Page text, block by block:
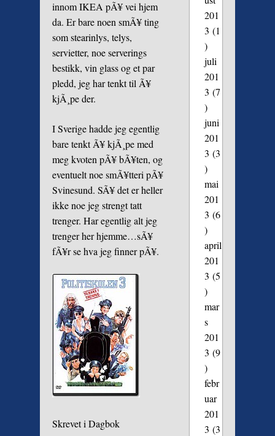
innom IKEA pÃ¥ vei hjem
da. Er bare noen smÃ¥ ting
som stearinlys, telys,
servietter, noe serverings
bestikk, vin glass og et par
pledd, jeg har tenkt til Ã¥
kjÃ¸pe der.
I Sverige hadde jeg egentlig
bare tenkt Ã¥ kjÃ¸pe med
meg kvoten pÃ¥ bÃ¥ten, og
eventuelt noe smÃ¥tteri pÃ¥
Svinesund. SÃ¥ det er heller
ikke noe jeg strengt tatt
trenger. Har egentlig alt jeg
trenger her hjemme…sÃ¥
fÃ¥r se hva jeg finner pÃ¥.
Skrevet i Dagbok
201
3 (1
)
juli
201
3 (7
)
juni
201
3 (3
)
mai
201
3 (6
)
april
201
3 (5
)
mar
s
201
3 (9
)
febr
uar
201
3 (3